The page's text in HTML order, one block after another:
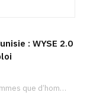
: WYSE 2.0
La Tunisie forme plus de femmes que d’hommes dans les filières scientifiques. Pourtant, pour beaucoup…